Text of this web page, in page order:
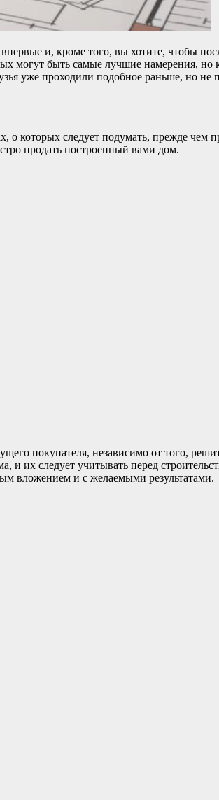
и, кроме того, вы хотите, чтобы
могут быть самые лучшие намерения, но
уже проходили подобное раньше, но не
о которых следует подумать, прежде чем
продать построенный вами дом.
покупателя, независимо от того,
и их следует учитывать перед
вложением и с желаемыми результатами.